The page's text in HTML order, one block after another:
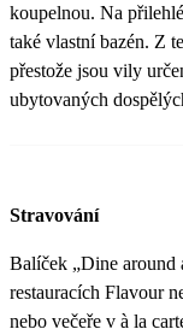
koupelnou. Na
také vlastní bazén. Z
přestože jsou vily
ubytovaných
Stravování
Balíček „Dine
restauracích Flavour
nebo večeře v à la